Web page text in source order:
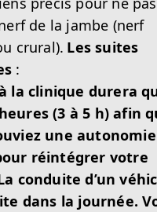
de la jambe (nerf
crural). Les suites
:
la clinique durera
(3 à 5 h) afin
une autonomie
réintégrer votre
conduite d’un
dans la journée.